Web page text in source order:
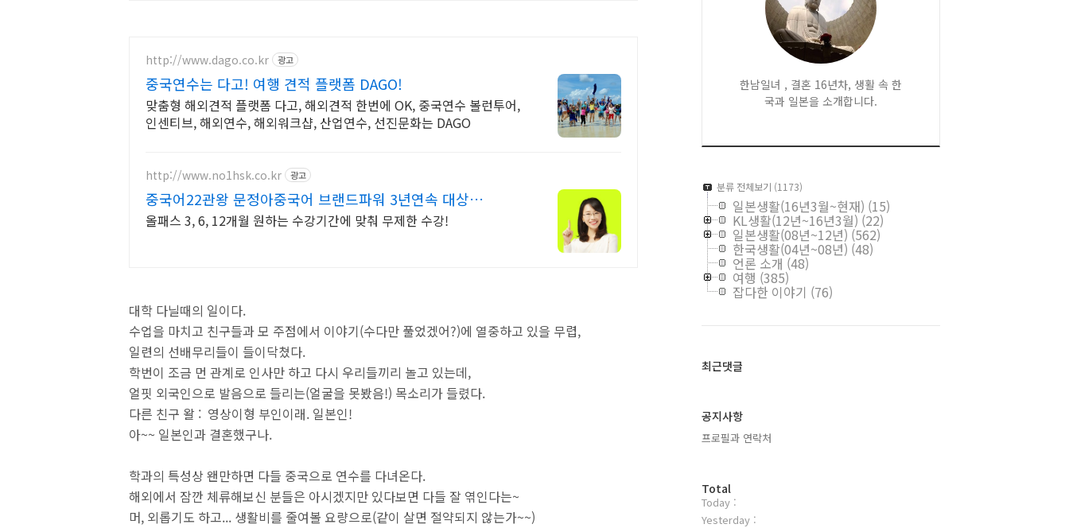
http://www.dago.co.kr 광고
중국연수는 다고! 여행 견적 플랫폼 DAGO!
맞춤형 해외견적 플랫폼 다고, 해외견적 한번에 OK, 중국연수 볼런투어,
인센티브, 해외연수, 해외워크샵, 산업연수, 선진문화는 DAGO
http://www.no1hsk.co.kr 광고
중국어22관왕 문정아중국어 브랜드파워 3년연속 대상수
상
올패스 3, 6, 12개월 원하는 수강기간에 맞춰 무제한 수강!
대학 다닐때의 일이다.
수업을 마치고 친구들과 모 주점에서 이야기(수다만 풀었겠어?)에 열중하고 있을 무렵,
일련의 선배무리들이 들이닥쳤다.
학번이 조금 먼 관계로 인사만 하고 다시 우리들끼리 놀고 있는데,
얼핏 외국인으로 발음으로 들리는(얼굴을 못봤음!) 목소리가 들렸다.
다른 친구 왈 : 영상이형 부인이래. 일본인!
아~~ 일본인과 결혼했구나.
학과의 특성상 왠만하면 다들 중국으로 연수를 다녀온다.
해외에서 잠깐 체류해보신 분들은 아시겠지만 있다보면 다들 잘 엮인다는~
머, 외롭기도 하고... 생활비를 줄여볼 요량으로(같이 살면 절약되지 않는가~~)
한남일녀 , 결혼 16년차, 생활 속 한
국과 일본을 소개합니다.
분류 전체보기 (1173)
일본생활(16년3월~현재) (15)
KL생활(12년~16년3월) (22)
일본생활(08년~12년) (562)
한국생활(04년~08년) (48)
언론 소개 (48)
여행 (385)
잡다한 이야기 (76)
최근댓글
공지사항
프로필과 연락처
방
문
자
Total
Today :
Yesterday :